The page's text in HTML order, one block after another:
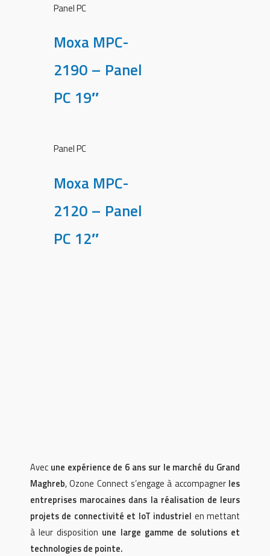
Panel PC
Moxa MPC-
2190 – Panel
PC 19″
Panel PC
Moxa MPC-
2120 – Panel
PC 12″
Avec une expérience de 6 ans sur le marché du Grand
Maghreb, Ozone Connect s’engage à accompagner les
entreprises marocaines dans la réalisation de leurs
projets de connectivité et IoT industriel en mettant
à leur disposition une large gamme de solutions et
technologies de pointe.